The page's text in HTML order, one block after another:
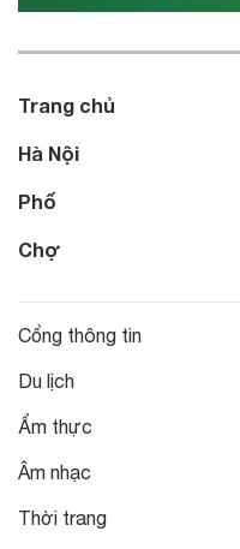
Trang chủ
Hà Nội
Phố
Chợ
Cổng thông tin
Du lịch
Ẩm thực
Âm nhạc
Thời trang